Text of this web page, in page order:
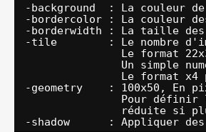
-background  : La
-bordercolor : La couleur
-borderwidth : La taille
-tile        : Le nombre
Le format
Un simple
Le format
-geometry    : 100x50, En
Pour définir
réduite si
-shadow      : Appliquer